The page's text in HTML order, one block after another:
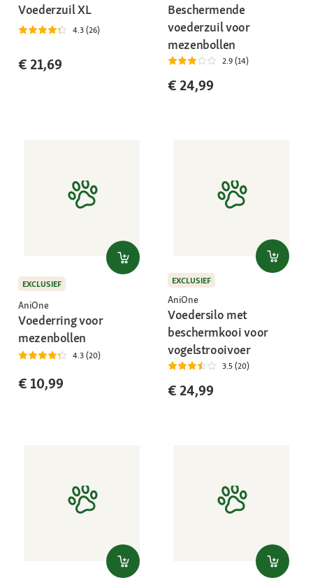
Voederzuil XL
4.3 (26)
€ 21,69
Beschermende
voederzuil voor
mezenbollen
2.9 (14)
€ 24,99
EXCLUSIEF
AniOne
Voederring voor
mezenbollen
4.3 (20)
€ 10,99
EXCLUSIEF
AniOne
Voedersilo met
beschermkooi voor
vogelstrooivoer
3.5 (20)
€ 24,99